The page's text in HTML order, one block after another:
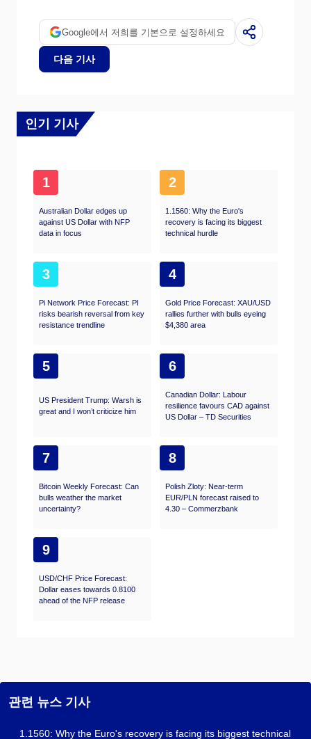
Google에서 저희를 기본으로 설정하세요
다음 기사
인기 기사
1
Australian Dollar edges up
against US Dollar with NFP
data in focus
2
1.1560: Why the Euro's
recovery is facing its biggest
technical hurdle
3
Pi Network Price Forecast: PI
risks bearish reversal from key
resistance trendline
4
Gold Price Forecast: XAU/USD
rallies further with bulls eyeing
$4,380 area
5
US President Trump: Warsh is
great and I won’t criticize him
6
Canadian Dollar: Labour
resilience favours CAD against
US Dollar – TD Securities
7
Bitcoin Weekly Forecast: Can
bulls weather the market
uncertainty?
8
Polish Zloty: Near-term
EUR/PLN forecast raised to
4.30 – Commerzbank
9
USD/CHF Price Forecast:
Dollar eases towards 0.8100
ahead of the NFP release
관련 뉴스 기사
1.1560: Why the Euro's recovery is facing its biggest technical